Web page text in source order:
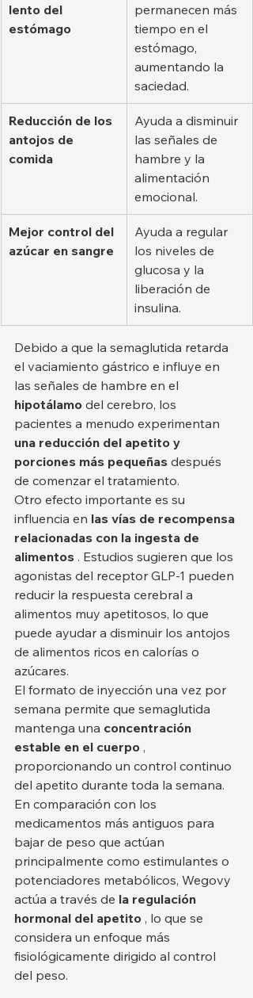
lento del
estómago
permanecen más
tiempo en el
estómago,
aumentando la
saciedad.
Reducción de los
antojos de
comida
Ayuda a disminuir
las señales de
hambre y la
alimentación
emocional.
Mejor control del
azúcar en sangre
Ayuda a regular
los niveles de
glucosa y la
liberación de
insulina.
Debido a que la semaglutida retarda
el vaciamiento gástrico e influye en
las señales de hambre en el
hipotálamo del cerebro, los
pacientes a menudo experimentan
una reducción del apetito y
porciones más pequeñas después
de comenzar el tratamiento.
Otro efecto importante es su
influencia en las vías de recompensa
relacionadas con la ingesta de
alimentos . Estudios sugieren que los
agonistas del receptor GLP-1 pueden
reducir la respuesta cerebral a
alimentos muy apetitosos, lo que
puede ayudar a disminuir los antojos
de alimentos ricos en calorías o
azúcares.
El formato de inyección una vez por
semana permite que semaglutida
mantenga una concentración
estable en el cuerpo ,
proporcionando un control continuo
del apetito durante toda la semana.
En comparación con los
medicamentos más antiguos para
bajar de peso que actúan
principalmente como estimulantes o
potenciadores metabólicos, Wegovy
actúa a través de la regulación
hormonal del apetito , lo que se
considera un enfoque más
fisiológicamente dirigido al control
del peso.